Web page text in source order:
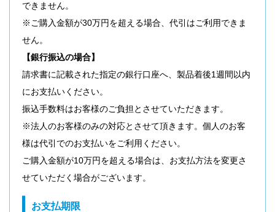
できません。
※ご購入金額が30万円を超える場合、代引はご利用できま
せん。
【銀行振込の場合】
請求書に記載された指定の銀行口座へ、製品着後1週間以内
にお支払いください。
振込手数料はお客様のご負担とさせていただきます。
※法人のお客様のみの対応とさせて頂きます。個人のお客
様は代引でのお支払いをご利用ください。
ご購入金額が10万円を超える場合は、お支払方法を変更さ
せていただく場合がございます。
お支払期限